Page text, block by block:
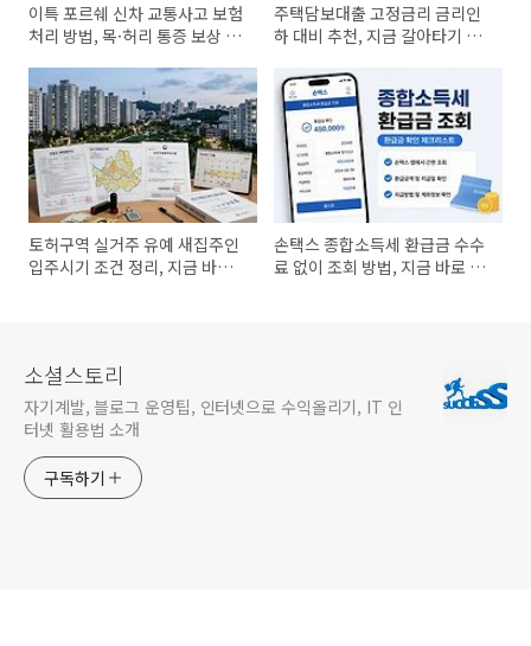
이특 포르쉐 신차 교통사고 보험
처리 방법, 목·허리 통증 보상 지
주택담보대출 고정금리 금리인
하 대비 추천, 지금 갈아타기 전
토허구역 실거주 유예 새집주인
입주시기 조건 정리, 지금 바로
손택스 종합소득세 환급금 수수
료 없이 조회 방법, 지금 바로 확
소셜스토리
자기계발, 블로그 운영팁, 인터넷으로 수익올리기, IT 인
터넷 활용법 소개
구독하기